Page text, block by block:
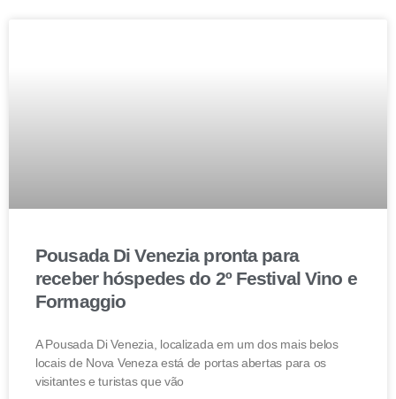
Pousada Di Venezia pronta para
receber hóspedes do 2º Festival Vino e
Formaggio
A Pousada Di Venezia, localizada em um dos mais belos
locais de Nova Veneza está de portas abertas para os
visitantes e turistas que vão